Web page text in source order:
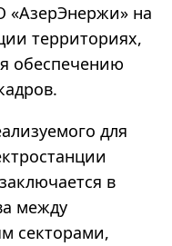
«АзерЭнержи» на
территориях,
обеспечению
для
в
между
секторами,